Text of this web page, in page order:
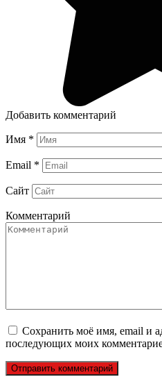
Добавить комментарий
Имя *
Email *
Сайт
Комментарий
Сохранить моё имя, email и
последующих моих